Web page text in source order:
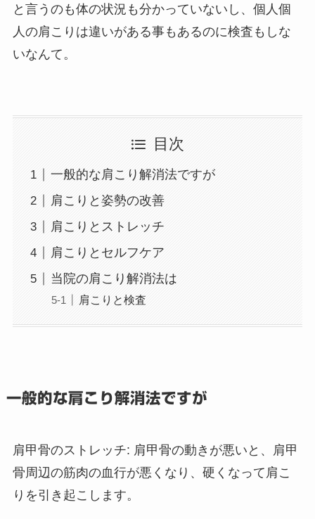
と言うのも体の状況も分かっていないし、個人個
人の肩こりは違いがある事もあるのに検査もしな
いなんて。
目次
一般的な肩こり解消法ですが
肩こりと姿勢の改善
肩こりとストレッチ
肩こりとセルフケア
当院の肩こり解消法は
肩こりと検査
一般的な肩こり解消法ですが
肩甲骨のストレッチ: 肩甲骨の動きが悪いと、肩甲
骨周辺の筋肉の血行が悪くなり、硬くなって肩こ
りを引き起こします。